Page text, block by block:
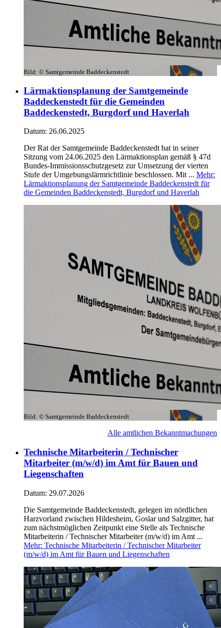
Bild: © Samtgemeinde Baddeckenstedt
Lärmaktionsplanung der Samtgemeinde
Baddeckenstedt für die Gemeinden
Baddeckenstedt, Burgdorf und Haverlah
Datum: 26.06.2025
Der Rat der Samtgemeinde Baddeckenstedt hat in seiner
Sitzung vom 24.06.2025 den Lärmaktionsplan gemäß § 47d
Bundes-Immissionsschutzgesetz zur Umsetzung der vierten
Stufe der Umgebungslärmrichtlinie beschlossen. Mit ... Mehr:
Lärmaktionsplanung der Samtgemeinde Baddeckenstedt für
die Gemeinden Baddeckenstedt, Burgdorf und Haverlah
Bild: © Samtgemeinde Baddeckenstedt
Alle amtlichen Bekanntmachungen
Technische Mitarbeiterin / Technischer
Mitarbeiter (m/w/d) im Amt für Bauen und
Liegenschaften
Datum: 29.07.2026
Die Samtgemeinde Baddeckenstedt, gelegen im nördlichen
Harzvorland zwischen Hildesheim, Goslar und Salzgitter, hat
zum nächstmöglichen Zeitpunkt eine Stelle als Technische
Mitarbeiterin / Technischer Mitarbeiter (m/w/d) im Amt ...
Mehr: Technische Mitarbeiterin / Technischer Mitarbeiter
(m/w/d) im Amt für Bauen und Liegenschaften